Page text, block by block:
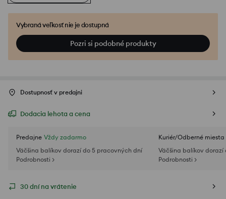
Vybraná veľkosť nie je dostupná
Pozri si podobné produkty
Dostupnosť v predajni
Dodacia lehota a cena
Predajne Vždy zadarmo
Väčšina balíkov dorazí do 5 pracovných dní
Podrobnosti >
Kuriér/Odberné miesta
Väčšina balíkov
Podrobnosti >
30 dní na vrátenie